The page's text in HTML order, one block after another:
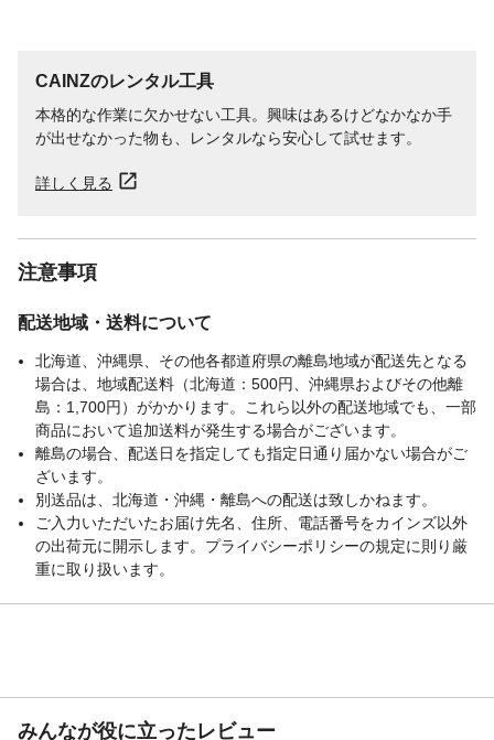
CAINZのレンタル工具
本格的な作業に欠かせない工具。興味はあるけどなかなか手
が出せなかった物も、レンタルなら安心して試せます。
詳しく見る
注意事項
配送地域・送料について
北海道、沖縄県、その他各都道府県の離島地域が配送先となる
場合は、地域配送料（北海道：500円、沖縄県およびその他離
島：1,700円）がかかります。これら以外の配送地域でも、一部
商品において追加送料が発生する場合がございます。
離島の場合、配送日を指定しても指定日通り届かない場合がご
ざいます。
別送品は、北海道・沖縄・離島への配送は致しかねます。
ご入力いただいたお届け先名、住所、電話番号をカインズ以外
の出荷元に開示します。プライバシーポリシーの規定に則り厳
重に取り扱います。
みんなが役に立ったレビュー